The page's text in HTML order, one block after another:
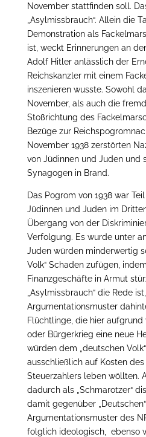
November stattfinden soll.
„Asylmissbrauch“. Allein die
Demonstration als
ist, weckt Erinnerungen an
Adolf Hitler anlässlich der
Reichskanzler mit einem
inszenieren wusste. Sowohl
November, als auch die
Stoßrichtung des
Bezüge zur
November 1938 zerstörten
von Jüdinnen und Juden und
Synagogen in Brand.
Das Pogrom von 1938 war
Jüdinnen und Juden im
Übergang von der
Verfolgung. Es wurde unter
Juden würden minderwertig
Volk“ Schaden zufügen,
Finanzgeschäfte in Armut
„Asylmissbrauch“ die Rede
Argumentationsmuster
Flüchtlinge, die hier
oder Bürgerkrieg eine neue
würden dem „deutschen
ausschließlich auf Kosten
Steuerzahlers leben wöllten.
dadurch als „Schmarotzer“
damit gegenüber
Argumentationsmuster des
folglich ideologisch, ebenso